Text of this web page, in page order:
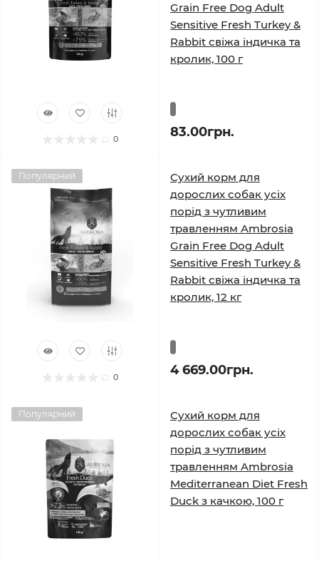
0
Grain Free Dog Adult
Sensitive Fresh Turkey &
Rabbit свіжа індичка та
кролик, 100 г
83.00грн.
Популярний
0
Сухий корм для
дорослих собак усіх
порід з чутливим
травленням Ambrosia
Grain Free Dog Adult
Sensitive Fresh Turkey &
Rabbit свіжа індичка та
кролик, 12 кг
4 669.00грн.
Популярний
Сухий корм для
дорослих собак усіх
порід з чутливим
травленням Ambrosia
Mediterranean Diet Fresh
Duck з качкою, 100 г